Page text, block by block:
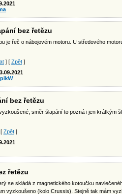
bez řetězu
je řeč o nábojovém motoru. U středového
] [ Zpět ]
bez řetězu
směr šlapání to pozná i jen krátkým
Zpět ]
řetězu
se skládá z magnetického kotoučku
vyzkoušeno (kolo Crussis). Stejně tak mám